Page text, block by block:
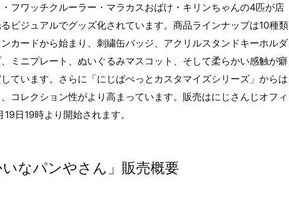
フワッチクルーラー・マラカスおばけ・キリンちゃんの4匹が店
ビジュアルでグッズ化されています。商品ラインナップは10種類
カードから始まり、刺繍缶バッジ、アクリルスタンドキーホルダ
ミニプレート、ぬいぐるみマスコット、そして柔らかい感触が癖
ています。さらに「にじぱぺっとカスタマイズシリーズ」からは
コレクション性がより高まっています。販売はにじさんじオフィ
日19時より開始されます。
なパンやさん」販売概要